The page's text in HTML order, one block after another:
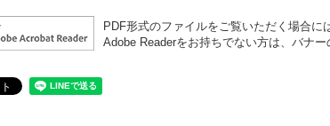
PDF形式のファイルをご覧いただく場合に
Adobe Readerをお持ちでない方は、バナ